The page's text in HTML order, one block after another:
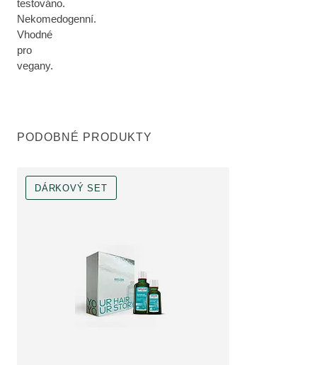
testováno.
Nekomedogenní.
Vhodné
pro
vegany.
PODOBNÉ PRODUKTY
DÁRKOVÝ SET